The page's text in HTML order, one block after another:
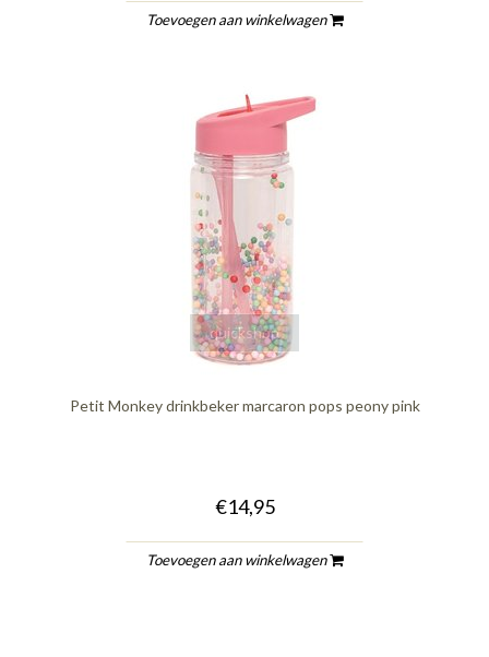
Toevoegen aan winkelwagen
quickshop
Petit Monkey drinkbeker marcaron pops peony pink
€14,95
Toevoegen aan winkelwagen